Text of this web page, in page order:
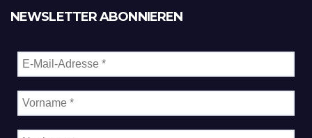
NEWSLETTER ABONNIEREN